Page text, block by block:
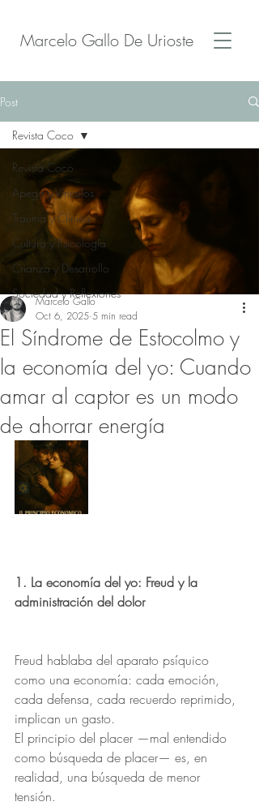
Marcelo Gallo De Urioste
Post
Revista Coco
Apego y Vínculos
Trauma y Clínica
Cultura y Psicología
Crianza y Desarrollo
Sociedad y Reflexiones
Revista Coco
El Síndrome de Estocolmo y
la economía del yo: Cuando
amar al captor es un modo
de ahorrar energía
Marcelo Gallo
Oct 6, 2025 5 min read
1. La economía del yo: Freud y la
administración del dolor
Freud hablaba del aparato psíquico
como una economía: cada emoción,
cada defensa, cada recuerdo reprimido,
implican un gasto.
El principio del placer —mal entendido
como búsqueda de placer— es, en
realidad, una búsqueda de menor
tensión.